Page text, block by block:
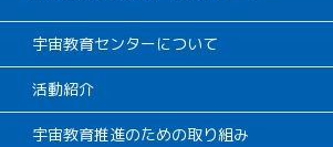
宇宙教育センターについて
活動紹介
宇宙教育推進のための取り組み